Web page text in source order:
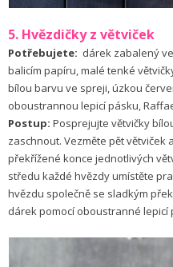
5. Hvězdičky z větviček
Potřebujete: dárek zabalený
balicím papíru, malé tenké
bílou barvu ve spreji, úzkou
oboustrannou lepicí pásku,
Postup: Posprejujte větvičky
zaschnout. Vezměte pět větviček
překřížené konce jednotlivých
středu každé hvězdy umístěte
hvězdu společně se sladkým
dárek pomocí oboustranné lepicí